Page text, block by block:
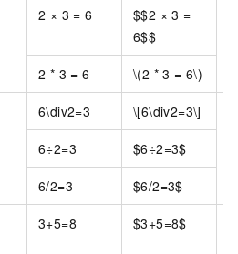
2 × 3 = 6
$$2 × 3 =
6$$
2 * 3 = 6 \(2 * 3 = 6\)
6\div2=3 \[6\div2=3\]
6÷2=3 $6÷2=3$
6/2=3 $6/2=3$
3+5=8 $3+5=8$